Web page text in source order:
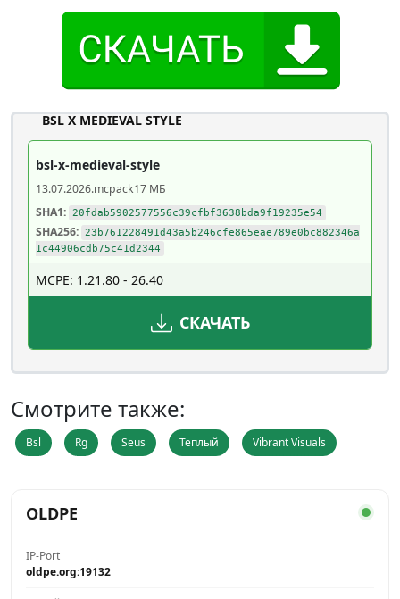
BSL X MEDIEVAL STYLE
bsl-x-medieval-style
13.07.2026.mcpack17 МБ
SHA1: 20fdab5902577556c39cfbf3638bda9f19235e54
SHA256: 23b761228491d43a5b246cfe865eae789e0bc882346a
1c44906cdb75c41d2344
MCPE: 1.21.80 - 26.40
СКАЧАТЬ
Смотрите также:
Bsl Rg Seus Теплый Vibrant Visuals
OLDPE
IP-Port
oldpe.org:19132